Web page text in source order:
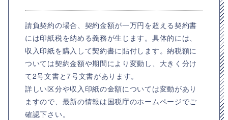
請負契約の場合、契約金額が一万円を超える契約書
には印紙税を納める義務が生じます。具体的には、
収入印紙を購入して契約書に貼付します。納税額に
ついては契約金額や期間により変動し、大きく分け
て2号文書と7号文書があります。
詳しい区分や収入印紙の金額については変動があり
ますので、最新の情報は国税庁のホームページでご
確認下さい。